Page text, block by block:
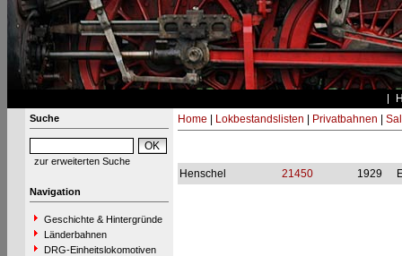
Suche
zur erweiterten Suche
Navigation
Geschichte & Hintergründe
Länderbahnen
DRG-Einheitslokomotiven
Home Lokbestandslisten Privatbahnen
Henschel 21450 1929